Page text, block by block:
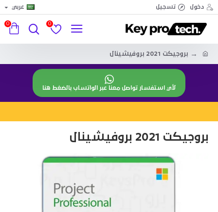
دخول تسجيل عربي
0
0
بروجيكت 2021 بروفيشينال
لأي استفسار تواصل معنا عبر الواتساب بالضغط هنا
بروجيكت 2021 بروفيشينال